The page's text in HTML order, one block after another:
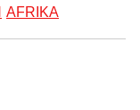
AFRIKA